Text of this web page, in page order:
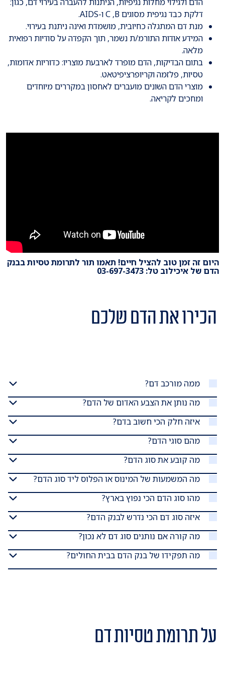
דלקת כבד נגיפית מסוגים C ,B ו-AIDS.
מנת דם המתגלה כחיובית, מושמדת ואינה ניתנת בעירוי.
המידע אודות התורמ/ת נשמר, תוך הקפדה על סודיות רפואית
מלאה.
בתום הבדיקות, הדם מופרד לארבעת מוצריו: כדוריות אדומות,
טסיות, פלזמה וקריופרציפיטאט.
מוצרי הדם השונים מועברים לאחסון במקררים מיוחדים
ומחכים לקריאה.
היום זה זמן טוב להציל חיים! תאמו תור לתרומת טסיות בבנק
הדם של איכילוב טל: 03-697-3473
הכירו את הדם שלכם
ממה מורכב דם?
מה נותן את הצבע האדום של הדם?
איזה חלק הכי חשוב בדם?
מהם סוגי הדם?
מה קובע את סוג הדם?
מה המשמעות של המינוס או הפלוס ליד סוג הדם?
מהו סוג הדם הכי נפוץ בארץ?
איזה סוג דם הכי נדרש לבנק הדם?
מה קורה אם נותנים סוג דם לא נכון?
מה תפקידו של בנק הדם בבית החולים?
על תרומת טסיות דם